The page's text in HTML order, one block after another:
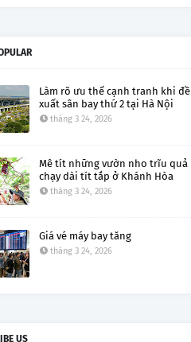
Làm rõ ưu thế cạnh tranh khi đề
xuất sân bay thứ 2 tại Hà Nội
tháng 3 24, 2026
Mê tít những vườn nho trĩu quả
chạy dài tít tắp ở Khánh Hòa
tháng 3 24, 2026
Giá vé máy bay tăng
tháng 3 24, 2026
US